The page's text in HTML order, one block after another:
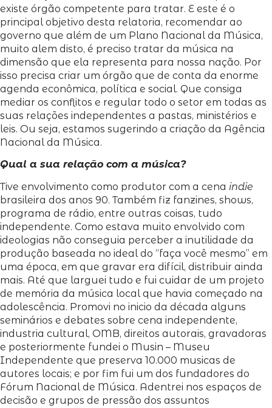
existe órgão competente para tratar. E este é o
principal objetivo desta relatoria, recomendar ao
governo que além de um Plano Nacional da Música,
muito alem disto, é preciso tratar da música na
dimensão que ela representa para nossa nação. Por
isso precisa criar um órgão que de conta da enorme
agenda econômica, política e social. Que consiga
mediar os conflitos e regular todo o setor em todas as
suas relações independentes a pastas, ministérios e
leis. Ou seja, estamos sugerindo a criação da Agência
Nacional da Música.
Qual a sua relação com a música?
Tive envolvimento como produtor com a cena indie
brasileira dos anos 90. Também fiz fanzines, shows,
programa de rádio, entre outras coisas, tudo
independente. Como estava muito envolvido com
ideologias não conseguia perceber a inutilidade da
produção baseada no ideal do “faça você mesmo” em
uma época, em que gravar era difícil, distribuir ainda
mais. Até que larguei tudo e fui cuidar de um projeto
de memória da música local que havia começado na
adolescência. Promovi no inicio da década alguns
seminários e debates sobre cena independente,
industria cultural, OMB, direitos autorais, gravadoras
e posteriormente fundei o Musin – Museu
Independente que preserva 10.000 musicas de
autores locais; e por fim fui um dos fundadores do
Fórum Nacional de Música. Adentrei nos espaços de
decisão e grupos de pressão dos assuntos